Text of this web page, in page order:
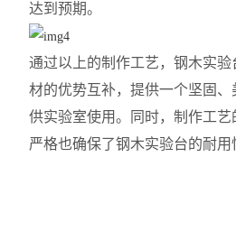
达到预期。
通过以上的制作工艺，钢木实验
材的优势互补，提供一个坚固
供实验室使用。同时，制作工
严格也确保了钢木实验台的耐用